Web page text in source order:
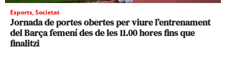
Esports,Societat
Jornada de portes obertes per viure l’entrenament
del Barça femení des de les 11.00 hores fins que
finalitzi